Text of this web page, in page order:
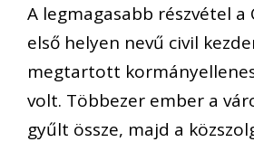
A legmagasabb részvétel a
első helyen nevű civil
megtartott
volt. Többezer ember a
gyűlt össze, majd a